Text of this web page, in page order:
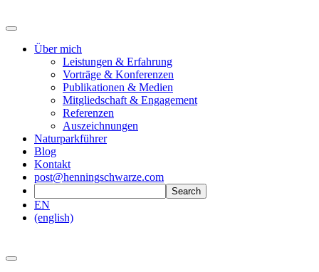
Über mich
Leistungen & Erfahrung
Vorträge & Konferenzen
Publikationen & Medien
Mitgliedschaft & Engagement
Referenzen
Auszeichnungen
Naturparkführer
Blog
Kontakt
post@henningschwarze.com
EN
(english)